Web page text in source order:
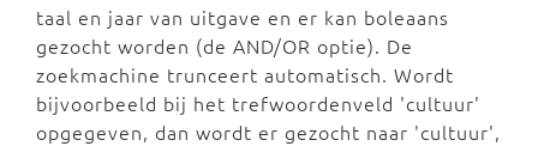
taal en jaar van uitgave en er kan boleaans
gezocht worden (de AND/OR optie). De
zoekmachine trunceert automatisch. Wordt
bijvoorbeeld bij het trefwoordenveld 'cultuur'
opgegeven, dan wordt er gezocht naar 'cultuur',